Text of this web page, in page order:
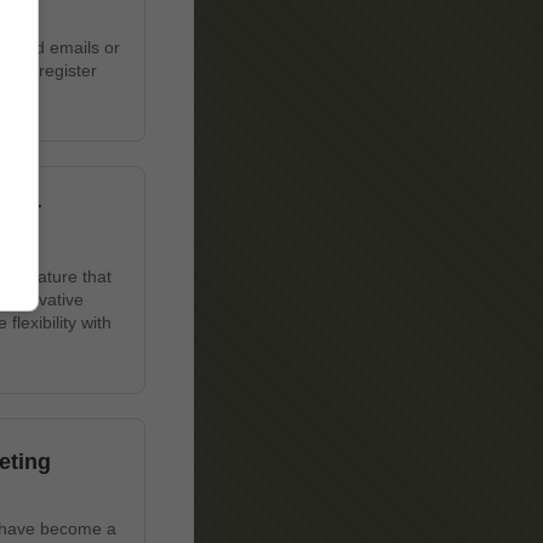
emails or
to register
feature that
flexibility with
become a